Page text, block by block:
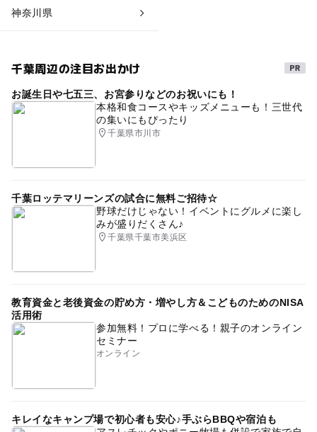
神奈川県
千葉周辺の注目お出かけ
お誕生日や七五三、お宮参りなどのお祝いにも！
本格和食コースやキッズメニューも！三世代
の集いにもぴったり
千葉県市川市
千葉ロッテマリーンズの試合に無料ご招待☆
野球だけじゃない！イベントにグルメに楽し
みが盛りだくさん♪
千葉県千葉市美浜区
教育資金と老後資金の貯め方・増やし方＆こどものためのNISA
活用術
参加無料！プロに学べる！親子のオンライン
セミナー
オンライン
キレイなキャンプ場で初心者も安心♪手ぶらBBQや宿泊も